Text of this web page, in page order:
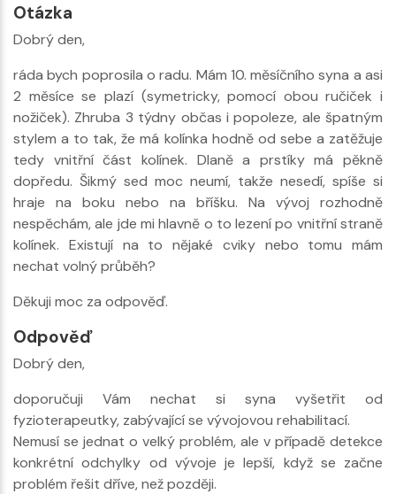
Otázka
Dobrý den,
ráda bych poprosila o radu. Mám 10. měsíčního syna a asi
2 měsíce se plazí (symetricky, pomocí obou ručiček i
nožiček). Zhruba 3 týdny občas i popoleze, ale špatným
stylem a to tak, že má kolínka hodně od sebe a zatěžuje
tedy vnitřní část kolínek. Dlaně a prstíky má pěkně
dopředu. Šikmý sed moc neumí, takže nesedí, spíše si
hraje na boku nebo na bříšku. Na vývoj rozhodně
nespěchám, ale jde mi hlavně o to lezení po vnitřní straně
kolínek. Existují na to nějaké cviky nebo tomu mám
nechat volný průběh?
Děkuji moc za odpověď.
Odpověď
Dobrý den,
doporučuji Vám nechat si syna vyšetřit od
fyzioterapeutky, zabývající se vývojovou rehabilitací.
Nemusí se jednat o velký problém, ale v případě detekce
konkrétní odchylky od vývoje je lepší, když se začne
problém řešit dříve, než později.